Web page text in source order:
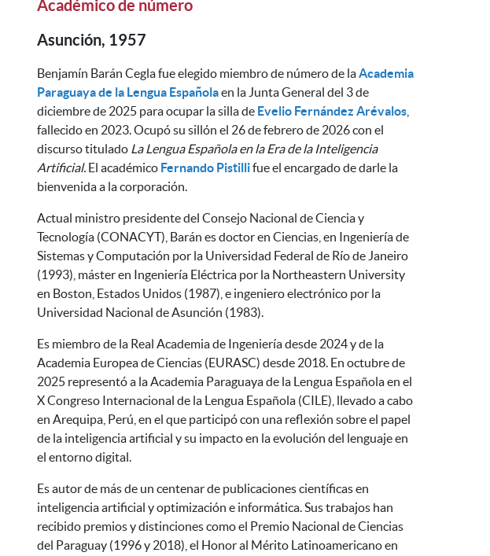
Académico de número
Asunción, 1957
Benjamín Barán Cegla fue elegido miembro de número de laAcademia
Paraguaya de la Lengua Españolaen la Junta General del 3 de
diciembre de 2025 para ocupar la silla de Evelio Fernández Arévalos
fallecido en 2023. Ocupó su sillón el 26 de febrero de 2026 con el
discurso titulado La Lengua Española en la Era de la Inteligencia
Artificial. El académico Fernando Pistillifue el encargado de darle la
bienvenida a la corporación.
Actual ministro presidente del Consejo Nacional de Ciencia y
Tecnología (CONACYT), Barán es doctor en Ciencias, en Ingeniería de
Sistemas y Computación por la Universidad Federal de Río de Janeiro
(1993), máster en Ingeniería Eléctrica por la Northeastern University
en Boston, Estados Unidos (1987), e ingeniero electrónico por la
Universidad Nacional de Asunción (1983).
Es miembro de la Real Academia de Ingeniería desde 2024 y de la
Academia Europea de Ciencias (EURASC) desde 2018. En octubre de
2025 representó a la Academia Paraguaya de la Lengua Española en el
X Congreso Internacional de la Lengua Española (CILE), llevado a cabo
en Arequipa, Perú, en el que participó con una reflexión sobre el papel
de la inteligencia artificial y su impacto en la evolución del lenguaje en
el entorno digital.
Es autor de más de un centenar de publicaciones científicas en
inteligencia artificial y optimización e informática. Sus trabajos han
recibido premios y distinciones como el Premio Nacional de Ciencias
del Paraguay (1996 y 2018), el Honor al Mérito Latinoamericano en